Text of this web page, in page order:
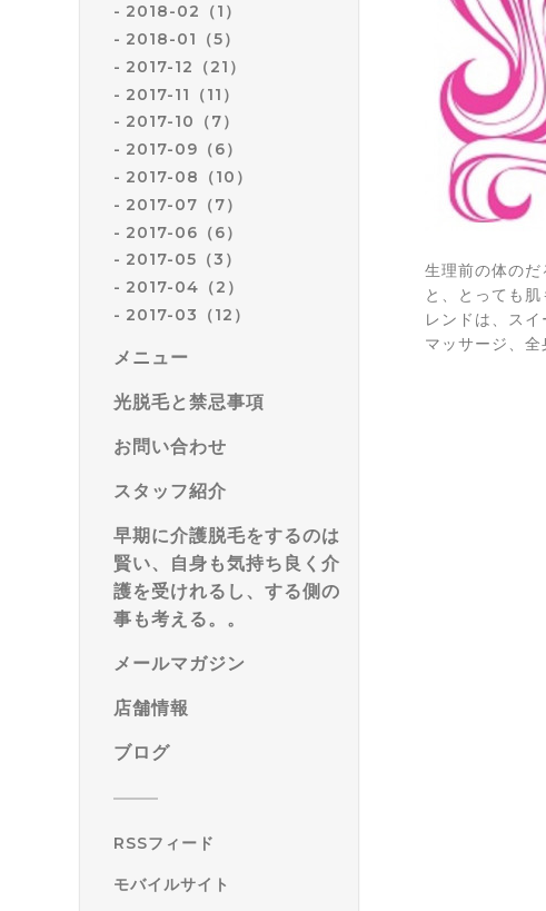
2018-02（1）
2018-01（5）
2017-12（21）
2017-11（11）
2017-10（7）
2017-09（6）
2017-08（10）
2017-07（7）
2017-06（6）
2017-05（3）
2017-04（2）
2017-03（12）
メニュー
光脱毛と禁忌事項
お問い合わせ
スタッフ紹介
早期に介護脱毛をするのは
賢い、自身も気持ち良く介
護を受けれるし、する側の
事も考える。。
メールマガジン
店舗情報
ブログ
RSSフィード
モバイルサイト
生理前の体の
と、とっても
レンドは、ス
マッサージ、全